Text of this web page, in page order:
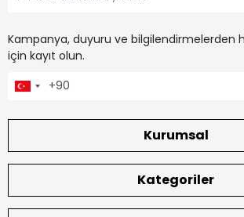
Kampanya, duyuru ve bilgilendirmelerden
için kayıt olun.
Kurumsal
Kategoriler